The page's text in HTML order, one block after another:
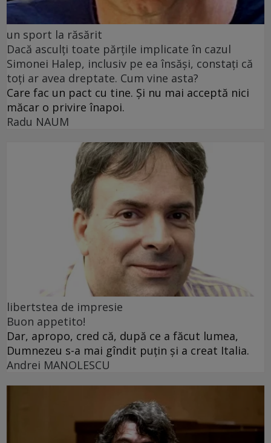
un sport la răsărit
Dacă asculți toate părțile implicate în cazul
Simonei Halep, inclusiv pe ea însăși, constați că
toți ar avea dreptate. Cum vine asta?
Care fac un pact cu tine. Și nu mai acceptă nici
măcar o privire înapoi.
Radu NAUM
libertstea de impresie
Buon appetito!
Dar, apropo, cred că, după ce a făcut lumea,
Dumnezeu s-a mai gîndit puțin și a creat Italia.
Andrei MANOLESCU